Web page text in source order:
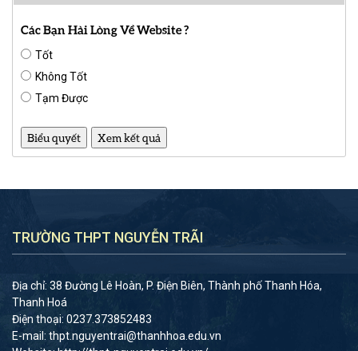
Các Bạn Hài Lòng Về Website ?
Tốt
Không Tốt
Tạm Được
TRƯỜNG THPT NGUYỄN TRÃI
Địa chỉ: 38 Đường Lê Hoàn, P. Điện Biên, Thành phố Thanh Hóa,
Thanh Hoá
Điện thoại: 0237.373852483
E-mail: thpt.nguyentrai@thanhhoa.edu.vn